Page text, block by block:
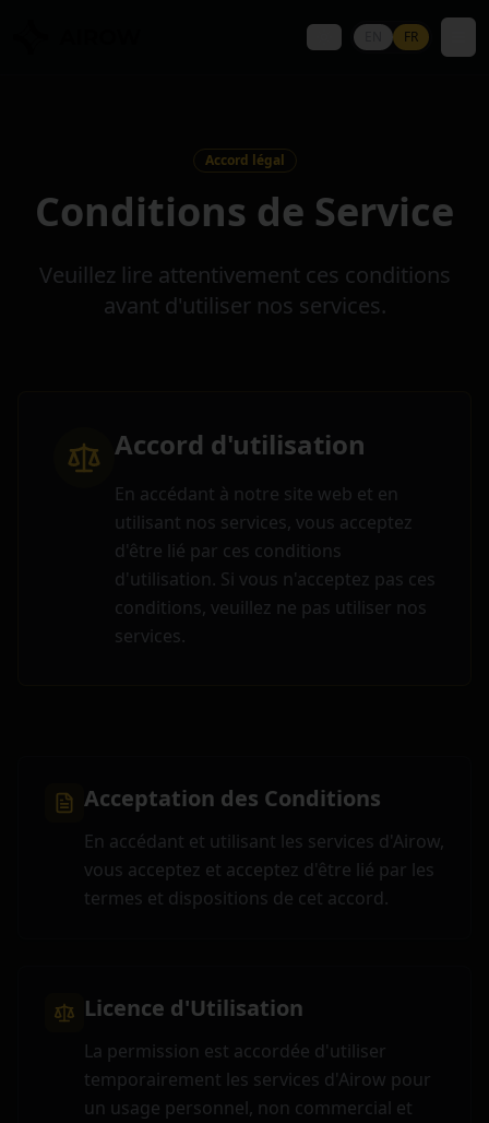
FR
Accord légal
Conditions de Service
Veuillez lire attentivement ces conditions
avant d'utiliser nos services.
Accord d'utilisation
En accédant à notre site web et en
utilisant nos services, vous acceptez
d'être lié par ces conditions
d'utilisation. Si vous n'acceptez pas ces
conditions, veuillez ne pas utiliser nos
services.
Acceptation des Conditions
En accédant et utilisant les services d'Airow,
vous acceptez et acceptez d'être lié par les
termes et dispositions de cet accord.
Licence d'Utilisation
La permission est accordée d'utiliser
temporairement les services d'Airow pour
un usage personnel, non commercial et